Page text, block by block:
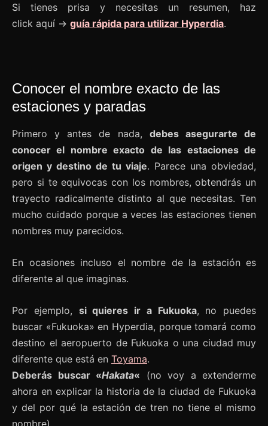
Si tienes prisa y necesitas un resumen, haz
click aquí → guía rápida para utilizar Hyperdia.
Conocer el nombre exacto de las
estaciones y paradas
Primero y antes de nada, debes asegurarte de
conocer el nombre exacto de las estaciones de
origen y destino de tu viaje. Parece una obviedad,
pero si te equivocas con los nombres, obtendrás un
trayecto radicalmente distinto al que necesitas. Ten
mucho cuidado porque a veces las estaciones tienen
nombres muy parecidos.
En ocasiones incluso el nombre de la estación es
diferente al que imaginas.
Por ejemplo, si quieres ir a Fukuoka, no puedes
buscar «Fukuoka» en Hyperdia, porque tomará como
destino el aeropuerto de Fukuoka o una ciudad muy
diferente que está en Toyama.
Deberás buscar «Hakata« (no voy a extenderme
ahora en explicar la historia de la ciudad de Fukuoka
y del por qué la estación de tren no tiene el mismo
nombre).